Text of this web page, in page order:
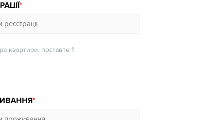
квартири, поставте 1